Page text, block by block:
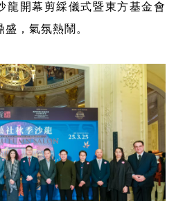
龍開幕剪綵儀式暨東方基金會
，氣氛熱鬧。